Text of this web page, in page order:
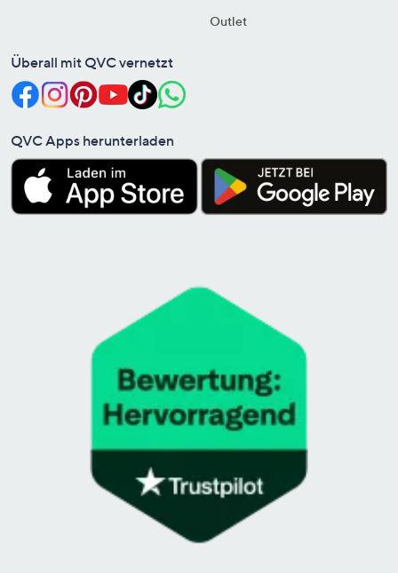
Outlet
Überall mit QVC vernetzt
QVC Apps herunterladen